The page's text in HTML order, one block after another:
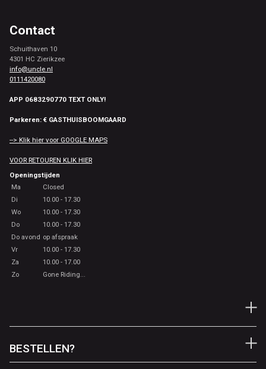
Contact
Schuithaven 10
4301 HC Zierikzee
info@uncle.nl
0111420080
APP 0683290770 TEXT ONLY!
Parkeren: € GASTHUISBOOMGAARD
--> Klik hier voor GOOGLE MAPS
VOOR RETOUREN KLIK HIER
Openingstijden
Ma
Closed
Di
10.00 - 17.30
Wo
10.00 - 17.30
Do
10.00 - 17.30
Do avond op afspraak
Vr
10.00 - 17.30
Za
10.00 - 17.00
Zo
Gone Riding...
BESTELLEN?